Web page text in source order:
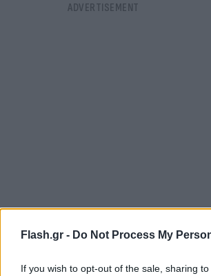
Flash.gr - Do Not Process My
If you wish to opt-out of the sale, sharing